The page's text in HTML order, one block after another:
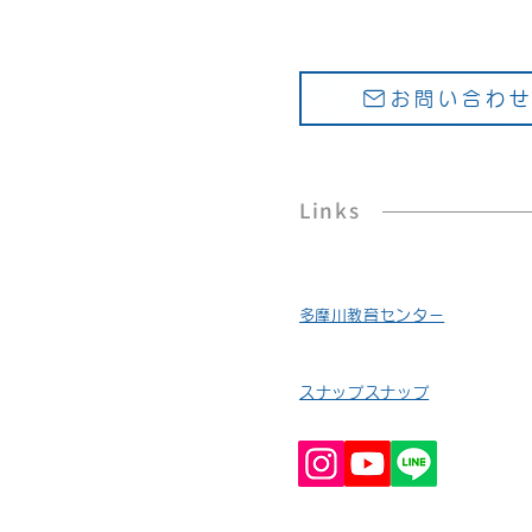
お問い合わせ
Links
​多摩川教育センター
スナップスナップ